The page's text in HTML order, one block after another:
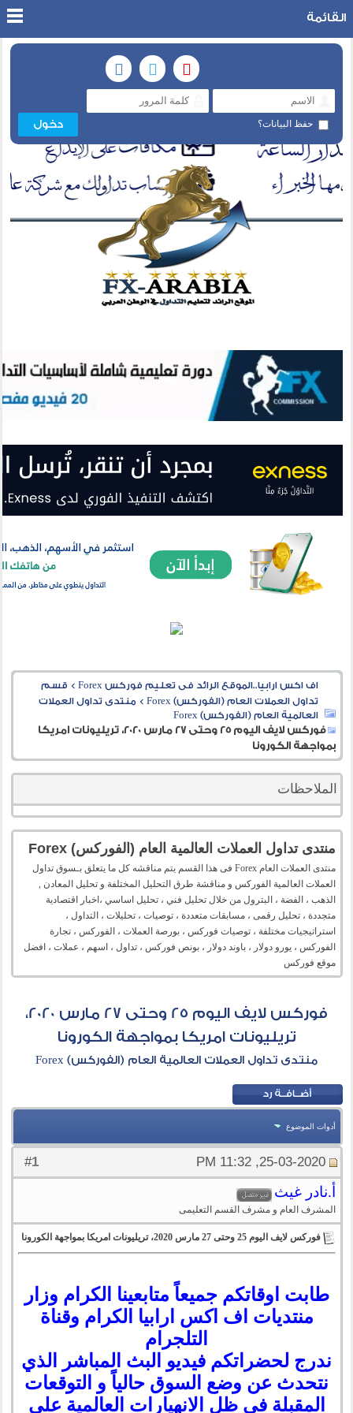
حفظ البيانات؟
القائمة
اف اكس ارابيا..الموقع الرائد فى تعليم فوركس Forex > قسم
تداول العملات العام (الفوركس) Forex
> منتدى تداول العملات
العالمية العام (الفوركس) Forex
فوركس لايف اليوم 25 وحتى 27 مارس 2020، تريليونات امريكا
بمواجهة الكورونا
الملاحظات
منتدى تداول العملات العالمية العام (الفوركس) Forex
منتدى العملات العام Forex فى هذا القسم يتم مناقشه كل ما يتعلق بـسوق تداول
العملات العالمية الفوركس و مناقشة طرق التحليل المختلفة و تحليل المعادن ,
الذهب ، الفضة ، البترول من خلال تحليل فني ، تحليل اساسي ،اخبار اقتصادية
متجددة ، تحليل رقمى ، مسابقات متعددة ، توصيات ، تحليلات ، التداول ،
استراتيجيات مختلفة ، توصيات فوركس ، بورصة العملات ، الفوركس ، تجارة
الفوركس ، يورو دولار ، باوند دولار ، بونص فوركس ، تداول ، اسهم ، عملات ، افضل
موقع فوركس
فوركس لايف اليوم 25 وحتى 27 مارس 2020،
تريليونات امريكا بمواجهة الكورونا
منتدى تداول العملات العالمية العام (الفوركس) Forex
أدوات الموضوع
#
1 25-03-2020, 11:32 PM
أ.نادر غيث
المشرف العام و مشرف القسم التعليمى
فوركس لايف اليوم 25 وحتى 27 مارس 2020، تريليونات امريكا بمواجهة الكورونا
طابت اوقاتكم جميعاً متابعينا الكرام وزار
منتديات اف اكس ارابيا الكرام وقناة
التلجرام
ندرج لحضراتكم فيديو البث المباشر الذي
نتحدث عن وضع السوق حالياً و التوقعات
المقبلة في ظل الانهيارات العالمية على